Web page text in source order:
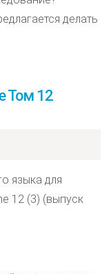
делать
Том 12
языка для
12 (3) (выпуск